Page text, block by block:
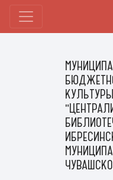
КУЛЬТУРЫ